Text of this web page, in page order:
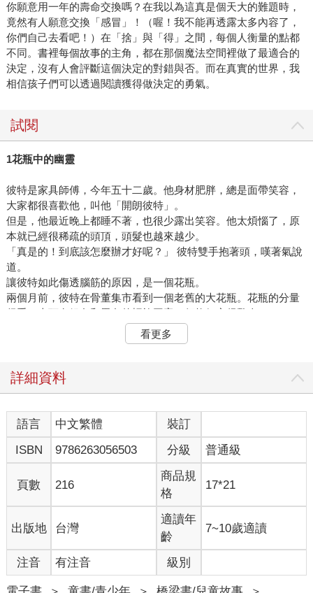
你願意用一年的壽命交換嗎？在我以為這真是個天大的難題時，
竟然有人願意交換「感冒」！（喔！我不能再透露太多內容了，
你們自己去看吧！）在「捨」與「得」之間，每個人衡量的點都
不同。書裡每個故事的主角，都在那個魔法空間裡做了最適合的
決定，沒有人會評斷這個決定的對錯與否。而在真實的世界，我
相信孩子們可以透過閱讀獲得做決定的勇氣。
試閱
1花瓶中的幽靈
彼特是家具師傅，今年五十二歲。他身材肥胖，總是面帶笑容，
大家都很喜歡他，叫他「開朗彼特」。
但是，他最近晚上都睡不著，也很少露出笑容。他太煩惱了，原
本就已經很稀疏的頭頂，頭髮也越來越少。
「真是的！到底該怎麼辦才好呢？」 彼特雙手抱著頭，嘆著氣說
道。
讓彼特如此傷透腦筋的原因，是一個花瓶。
兩個月前，彼特在骨董集市看到一個老舊的大花瓶。花瓶的分量
很重，上頭有銀色和黑色的螺旋圖案，價格便宜得驚人。
彼特一眼就看中了那個花瓶，毫不猶豫便買了下來。
他把花瓶帶回家後，立刻放在客廳，沒想到竟然為客廳的氣氛錦
彼特的太太也很高興的說：「你買了一樣好東西。」
花瓶的底部嗎？」
那位朋友說完便探頭看向花瓶底部，立刻發出了驚呼聲。
「哎喲！」
「怎、怎麼了？」
「這個花瓶很不得了！」
「這個簽名絕對不會錯！是烏洛洛•多尼的作品！」
「你、你說這是烏洛洛•多尼的作品？」
就連不太了解藝術的彼特太太，也知道這位傳奇陶藝家的名字。
那是一位兩百年前的陶藝家，在他生前，作品就已經令人讚不絕
口。直到現在，只要是他的作品，即使是一個小碟子，價格也貴
得驚人。
看更多
詳細資料
語言 中文繁體
裝訂
ISBN
9786263056503 分級 普通級
頁數 216
商品規
格
17*21
出版地 台灣
適讀年
齡
7~10歲適讀
注音 有注音 級別